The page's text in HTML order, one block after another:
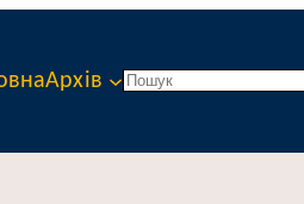
Архів Пошук